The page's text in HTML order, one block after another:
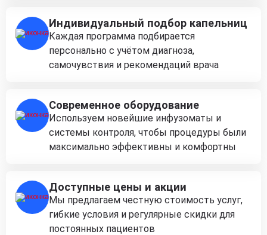
Индивидуальный подбор капельниц
Каждая программа подбирается
персонально с учётом диагноза,
самочувствия и рекомендаций врача
Современное оборудование
Используем новейшие инфузоматы и
системы контроля, чтобы процедуры были
максимально эффективны и комфортны
Доступные цены и акции
Мы предлагаем честную стоимость услуг,
гибкие условия и регулярные скидки для
постоянных пациентов